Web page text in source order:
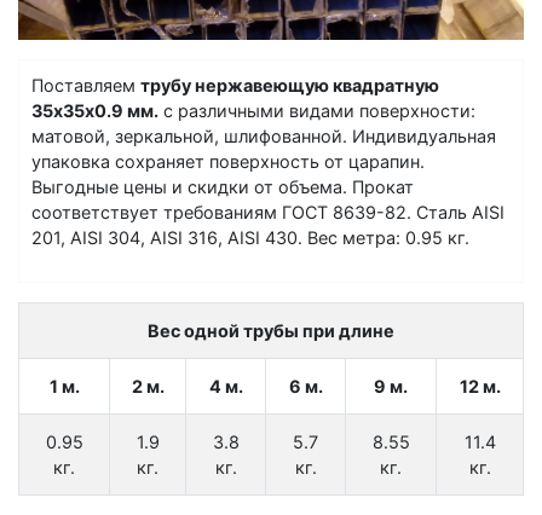
Поставляем трубу нержавеющую квадратную
35х35х0.9 мм. с различными видами поверхности:
матовой, зеркальной, шлифованной. Индивидуальная
упаковка сохраняет поверхность от царапин.
Выгодные цены и скидки от объема. Прокат
соответствует требованиям ГОСТ 8639-82. Сталь AISI
201, AISI 304, AISI 316, AISI 430. Вес метра: 0.95 кг.
Вес одной трубы при длине
1 м. 2 м. 4 м. 6 м. 9 м. 12 м.
0.95
кг.
1.9
кг.
3.8
кг.
5.7
кг.
8.55
кг.
11.4
кг.